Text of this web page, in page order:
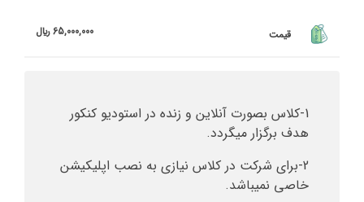
قیمت 65,000,000 ريال
1-کلاس بصورت آنلاین و زنده در استودیو کنکور
هدف برگزار میگردد.
2-برای شرکت در کلاس نیازی به نصب اپلیکیشن
خاصی نمیباشد.